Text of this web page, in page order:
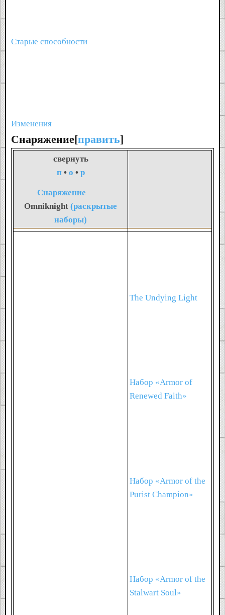
Старые способности
Изменения
Снаряжение[править]
свернуть
п• о • р
Снаряжение
Omniknight (раскрытые
наборы)
The Undying Light
Набор «Armor of
Renewed Faith»
Набор «Armor of the
Purist Champion»
Набор «Armor of the
Stalwart Soul»